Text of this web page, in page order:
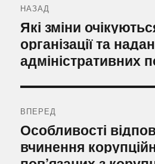
записів
НАЗАД
Попередній
запис:
Які зміни
організації та
адміністративних
ВПЕРЕД
Наступний
запис:
Особливості
вчинення